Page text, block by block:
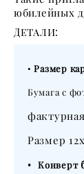
юбилейных
Детали:
• Размер
Бумага с
Размер
•Конверт